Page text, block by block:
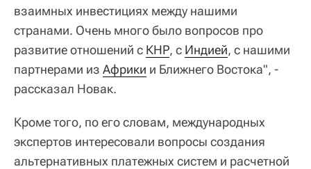
взаимных инвестициях между нашими
странами. Очень много было вопросов про
развитие отношений с КНР, с Индией, с нашими
партнерами из Африки и Ближнего Востока", -
рассказал Новак.
Кроме того, по его словам, международных
экспертов интересовали вопросы создания
альтернативных платежных систем и расчетной